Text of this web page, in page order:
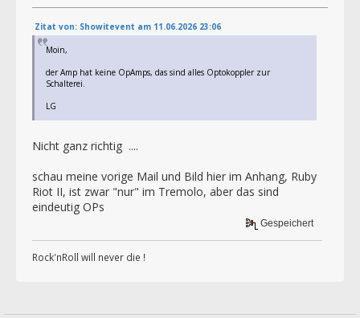
Zitat von: Showitevent am 11.06.2026 23:06
Moin,
der Amp hat keine OpAmps, das sind alles Optokoppler zur
Schalterei.
LG
Nicht ganz richtig ....
schau meine vorige Mail und Bild hier im Anhang, Ruby
Riot II, ist zwar "nur" im Tremolo, aber das sind
eindeutig OPs
Gespeichert
Rock'nRoll will never die !